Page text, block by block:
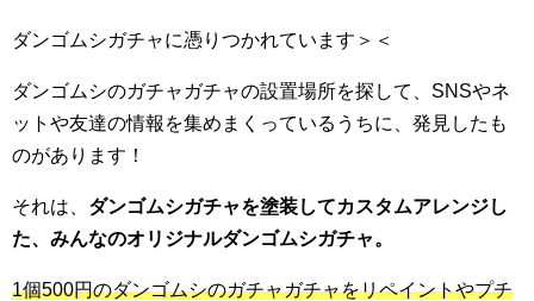
ダンゴムシガチャに憑りつかれています＞＜
ダンゴムシのガチャガチャの設置場所を探して、SNSやネ
ットや友達の情報を集めまくっているうちに、発見したも
のがあります！
それは、 ダンゴムシガチャを塗装してカスタムアレンジし
た、みんなのオリジナルダンゴムシガチャ。
1個500円のダンゴムシのガチャガチャをリペイントやプチ